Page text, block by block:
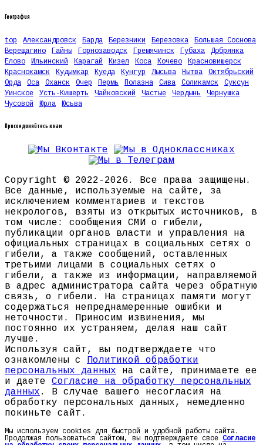
География
top Александровск Барда Березники Березовка
Большая Соснова
Верещагино
Гайны Горнозаводск Гремячинск Губаха
Добрянка
Елово
Ильинский Карагай Кизел Коса Кочево
Красновишерск
Краснокамск
Кудымкар Куеда Кунгур Лысьва Нытва
Октябрьский
Орда
Оса Оханск Очер Пермь Полазна Сива Соликамск
Суксун
Уинское
Усть-Кишерть Чайковский Частые Чердынь
Чернушка
Чусовой
Юрла Юсьва
Присоединяйтесь к нам
Copyright © 2022-2026. Все права защищены.
Все данные, используемые на сайте, за
исключением комментариев и текстов
некрологов, взяты из открытых источников, в
том числе: сообщения СМИ о гибели,
публикации органов власти и управления на
официальных страницах в социальных сетях о
гибели, а также сообщений, оставленных
третьими лицами в социальных сетях о
гибели, а также из информации, направляемой
в адрес администратора сайта через обратную
связь, о гибели. На страницах памяти могут
содержаться непреднамеренные ошибки и
неточности. Приносим извинения, мы
постоянно их устраняем, делая наш сайт
лучше.
Используя сайт, вы подтверждаете что
ознакомлены с Политикой обработки
персональных данных на сайте, принимаете ее
и даете Согласие на обработку персональных
данных . В случае вашего несогласия на
обработку персональных данных, немедленно
покиньте сайт.
Мы используем cookies для быстрой и удобной работы сайта.
Продолжая пользоваться сайтом, вы подтверждаете свое Согласие